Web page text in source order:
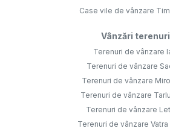
Case vile de vânzare
Vânzări terenuri
Terenuri de vânzare
Terenuri de vânzare
Terenuri de vânzare
Terenuri de vânzare
Terenuri de vânzare
Terenuri de vânzare Vatra